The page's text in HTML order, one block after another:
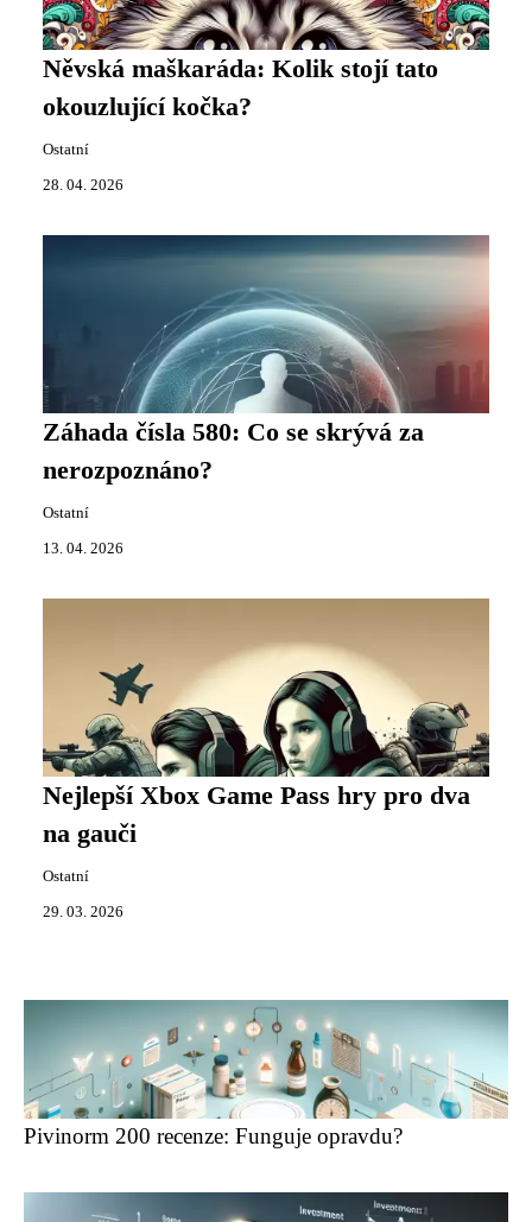
Něvská maškaráda: Kolik stojí tato
okouzlující kočka?
Ostatní
28. 04. 2026
Záhada čísla 580: Co se skrývá za
nerozpoznáno?
Ostatní
13. 04. 2026
Nejlepší Xbox Game Pass hry pro dva
na gauči
Ostatní
29. 03. 2026
Pivinorm 200 recenze: Funguje opravdu?